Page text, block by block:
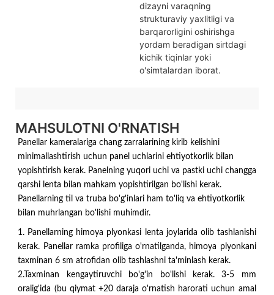
dizayni varaqning
strukturaviy yaxlitligi va
barqarorligini oshirishga
yordam beradigan sirtdagi
kichik tiqinlar yoki
o'simtalardan iborat.
MAHSULOTNI O'RNATISH
Panellar kameralariga chang zarralarining kirib kelishini
minimallashtirish uchun panel uchlarini ehtiyotkorlik bilan
yopishtirish kerak. Panelning yuqori uchi va pastki uchi changga
qarshi lenta bilan mahkam yopishtirilgan bo'lishi kerak.
Panellarning til va truba bo'g'inlari ham to'liq va ehtiyotkorlik
bilan muhrlangan bo'lishi muhimdir.
1. Panellarning himoya plyonkasi lenta joylarida olib tashlanishi
kerak. Panellar ramka profiliga o'rnatilganda, himoya plyonkani
taxminan 6 sm atrofidan olib tashlashni ta'minlash kerak.
2.Taxminan kengaytiruvchi bo'g'in bo'lishi kerak. 3-5 mm
oralig'ida (bu qiymat +20 daraja o'rnatish harorati uchun amal